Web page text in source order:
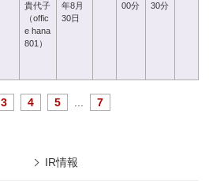
貴代子
（offic
e hana
801）
年8月
30日
00分
30分
3 4 5 7
IR情報